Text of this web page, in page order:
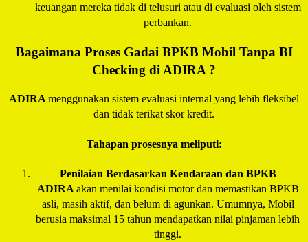
keuangan mereka tidak di telusuri atau di evaluasi oleh sistem
perbankan.
Bagaimana Proses Gadai BPKB Mobil Tanpa BI
Checking di ADIRA ?
ADIRAmenggunakan sistem evaluasi internal yang lebih fleksibel
dan tidak terikat skor kredit.
Tahapan prosesnya meliputi:
Penilaian Berdasarkan Kendaraan dan BPKB
ADIRA akan menilai kondisi motor dan memastikan BPKB
asli, masih aktif, dan belum di agunkan. Umumnya, Mobil
berusia maksimal 15 tahun mendapatkan nilai pinjaman lebih
tinggi.